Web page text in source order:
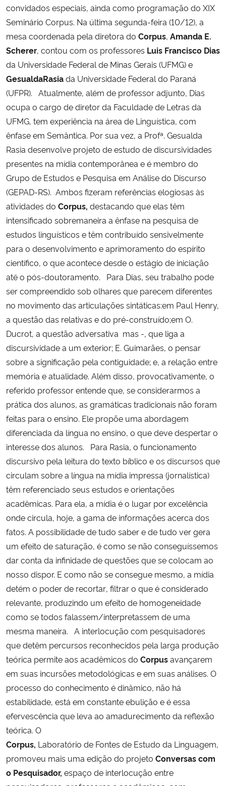
Ministério do Turismo
Ministério do Desenvolvimento Regional
Controladoria-Geral da União
Ministério da Mulher, da Família e dos Direitos Humanos
Gabinete de Segurança Institucional
Advocacia-Geral da União
Banco Central do Brasil
Planalto
convidados especiais, ainda como programação do XIX
Seminário Corpus. Na última segunda-feira (10/12), a
mesa coordenada pela diretora do Corpus, Amanda E.
Scherer, contou com os professores Luis Francisco Dias
da Universidade Federal de Minas Gerais (UFMG) e
GesualdaRasiada Universidade Federal do Paraná
(UFPR). Atualmente, além de professor adjunto, Dias
ocupa o cargo de diretor da Faculdade de Letras da
UFMG, tem experiência na área de Linguística, com
ênfase em Semântica. Por sua vez, a Profª. Gesualda
Rasia desenvolve projeto de estudo de discursividades
presentes na mídia contemporânea e é membro do
Grupo de Estudos e Pesquisa em Análise do Discurso
(GEPAD-RS). Ambos fizeram referências elogiosas às
atividades do Corpus, destacando que elas têm
intensificado sobremaneira a ênfase na pesquisa de
estudos linguísticos e têm contribuído sensivelmente
para o desenvolvimento e aprimoramento do espírito
científico, o que acontece desde o estágio de iniciação
até o pós-doutoramento. Para Dias, seu trabalho pode
ser compreendido sob olhares que parecem diferentes
no movimento das articulações sintáticas:em Paul Henry,
a questão das relativas e do pré-construído;em O.
Ducrot, a questão adversativa  mas -, que liga a
discursividade a um exterior; E. Guimarães, o pensar
sobre a significação pela contiguidade; e, a relação entre
memória e atualidade. Além disso, provocativamente, o
referido professor entende que, se considerarmos a
prática dos alunos, as gramáticas tradicionais não foram
feitas para o ensino. Ele propõe uma abordagem
diferenciada da língua no ensino, o que deve despertar o
interesse dos alunos. Para Rasia, o funcionamento
discursivo pela leitura do texto bíblico e os discursos que
circulam sobre a língua na mídia impressa (jornalística)
têm referenciado seus estudos e orientações
acadêmicas. Para ela, a mídia é o lugar por excelência
onde circula, hoje, a gama de informações acerca dos
fatos. A possibilidade de tudo saber e de tudo ver gera
um efeito de saturação, é como se não conseguíssemos
dar conta da infinidade de questões que se colocam ao
nosso dispor. E como não se consegue mesmo, a mídia
detém o poder de recortar, filtrar o que é considerado
relevante, produzindo um efeito de homogeneidade 
como se todos falassem/interpretassem de uma
mesma maneira. A interlocução com pesquisadores
que detêm percursos reconhecidos pela larga produção
teórica permite aos acadêmicos do Corpusavançarem
em suas incursões metodológicas e em suas análises. O
processo do conhecimento é dinâmico, não há
estabilidade, está em constante ebulição e é essa
efervescência que leva ao amadurecimento da reflexão
teórica. O
Corpus, Laboratório de Fontes de Estudo da Linguagem,
promoveu mais uma edição do projeto Conversas com
o Pesquisador, espaço de interlocução entre